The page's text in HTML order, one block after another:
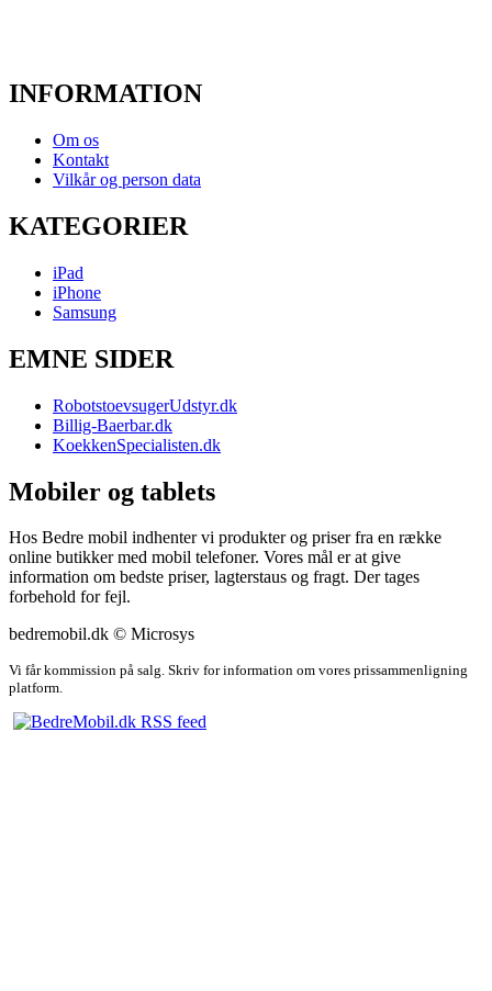
INFORMATION
Om os
Kontakt
Vilkår og person data
KATEGORIER
iPad
iPhone
Samsung
EMNE SIDER
RobotstoevsugerUdstyr.dk
Billig-Baerbar.dk
KoekkenSpecialisten.dk
Mobiler og tablets
Hos Bedre mobil indhenter vi produkter og priser fra en række
online butikker med mobil telefoner. Vores mål er at give
information om bedste priser, lagterstaus og fragt. Der tages
forbehold for fejl.
bedremobil.dk © Microsys
Vi får kommission på salg. Skriv for information om vores prissammenligning
platform.